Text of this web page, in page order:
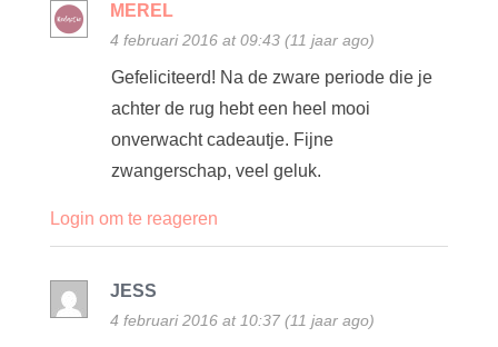
MEREL
4 februari 2016 at 09:43 (11 jaar ago)
Gefeliciteerd! Na de zware periode die je
achter de rug hebt een heel mooi
onverwacht cadeautje. Fijne
zwangerschap, veel geluk.
Login om te reageren
JESS
4 februari 2016 at 10:37 (11 jaar ago)